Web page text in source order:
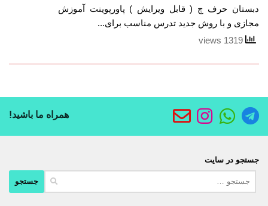
دبستان حرف چ ( قابل ویرایش ) پاورپوینت آموزش
مجازی و با روش جدید تدرس مناسب برای...
همراه ما باشید!
جستجو در سایت